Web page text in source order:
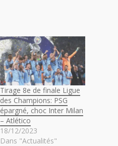
Tirage 8e de finale Ligue
des Champions: PSG
épargné, choc Inter Milan
– Atlético
18/12/2023
Dans "Actualités"